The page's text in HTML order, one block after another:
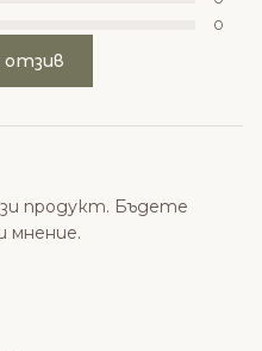
0
отзив
продукт. Бъдете
мнение.